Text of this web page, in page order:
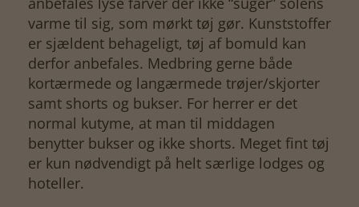
varme til sig, som mørkt tøj gør. Kunststoffer
er sjældent behageligt, tøj af bomuld kan
derfor anbefales. Medbring gerne både
kortærmede og langærmede trøjer/skjorter
samt shorts og bukser. For herrer er det
normal kutyme, at man til middagen
benytter bukser og ikke shorts. Meget fint tøj
er kun nødvendigt på helt særlige lodges og
hoteller.